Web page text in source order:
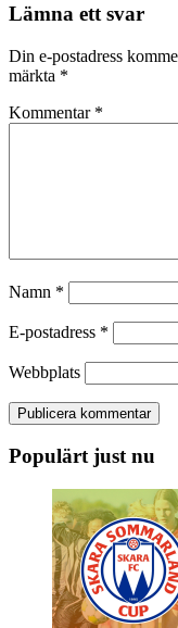
Lämna ett svar
Din e-postadress
märkta *
Kommentar *
Namn *
E-postadress *
Webbplats
Populärt just nu